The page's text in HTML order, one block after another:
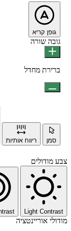
גופן קריא
גובה שורה
ברירת מחדל
סמן ריווח אותיות
צבע מודולים
Light Contrast
מודולי אוריינטציה